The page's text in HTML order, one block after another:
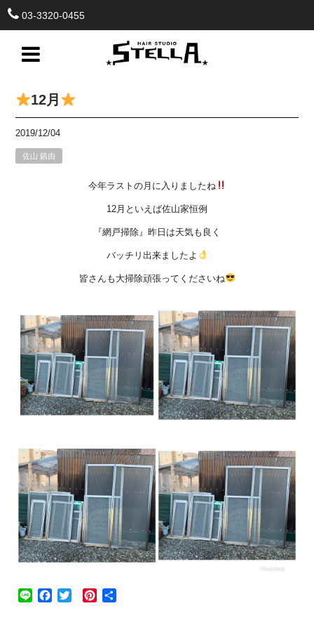
03-3320-0455
12月
2019/12/04
佐山 鎮由
今年ラストの月に入りましたね
12月といえば佐山家恒例
『網戸掃除』昨日は天気も良く
バッチリ出来ましたよ
皆さんも大掃除頑張ってくださいね
Line Facebook
Twitter Pinterest